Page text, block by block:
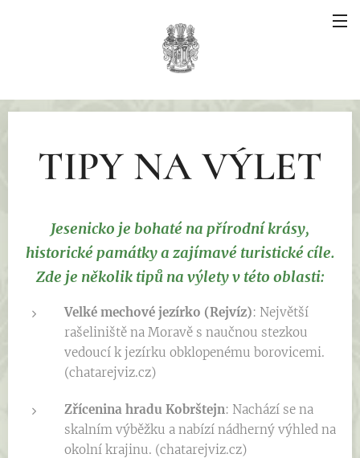
TIPY NA VÝLET
Jesenicko je bohaté na přírodní krásy,
historické památky a zajímavé turistické cíle.
Zde je několik tipů na výlety v této oblasti:
Velké mechové jezírko (Rejvíz): Největší
rašeliniště na Moravě s naučnou stezkou
vedoucí k jezírku obklopenému borovicemi.
(chatarejviz.cz)
Zřícenina hradu Kobrštejn: Nachází se na
skalním výběžku a nabízí nádherný výhled na
okolní krajinu. (chatarejviz.cz)